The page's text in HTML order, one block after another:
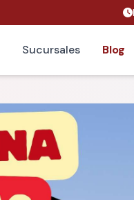
Sucursales Blog